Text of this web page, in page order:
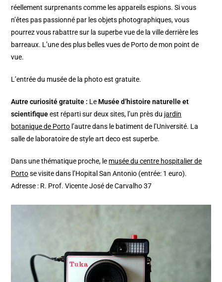
réellement surprenants comme les appareils espions. Si vous
n’êtes pas passionné par les objets photographiques, vous
pourrez vous rabattre sur la superbe vue de la ville derrière les
barreaux. L’une des plus belles vues de Porto de mon point de
vue.
L’entrée du musée de la photo est gratuite.
Autre curiosité gratuite : Le Musée d’histoire naturelle et
scientifiqueest réparti sur deux sites, l’un près du jardin
botanique de Porto l’autre dans le batiment de l’Université. La
salle de laboratoire de style art deco est superbe.
Dans une thématique proche, le musée du centre hospitalier de
Portose visite dans l’Hopital San Antonio (entrée: 1 euro).
Adresse : R. Prof. Vicente José de Carvalho 37